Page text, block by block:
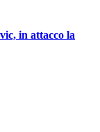
in attacco la